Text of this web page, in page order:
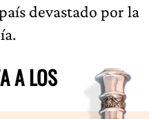
devastado por la
A LOS